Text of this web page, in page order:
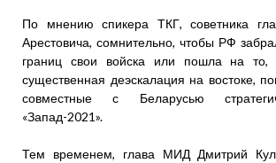
По мнению спикера ТКГ, советника
Арестовича, сомнительно, чтобы РФ
границ свои войска или пошла на то,
существенная деэскалация на востоке,
совместные с Беларусью
«Запад-2021».
Тем временем, глава МИД Дмитрий